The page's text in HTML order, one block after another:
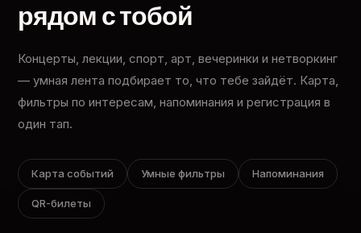
рядом с тобой
Концерты, лекции, спорт, арт, вечеринки и нетворкинг
— умная лента подбирает то, что тебе зайдёт. Карта,
фильтры по интересам, напоминания и регистрация в
один тап.
Карта событий Умные фильтры Напоминания
QR-билеты